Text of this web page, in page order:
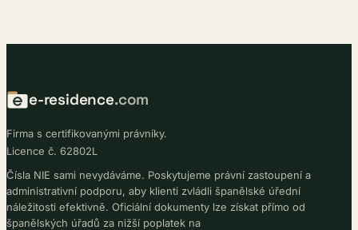
e-residence.com
Firma s certifikovanými právníky.
Licence č. 62802L
Čísla NIE sami nevydáváme. Poskytujeme právní zastoupení a
administrativní podporu, aby klienti zvládli španělské úřední
náležitosti efektivně. Oficiální dokumenty lze získat přímo od
španělských úřadů za nižší poplatek na